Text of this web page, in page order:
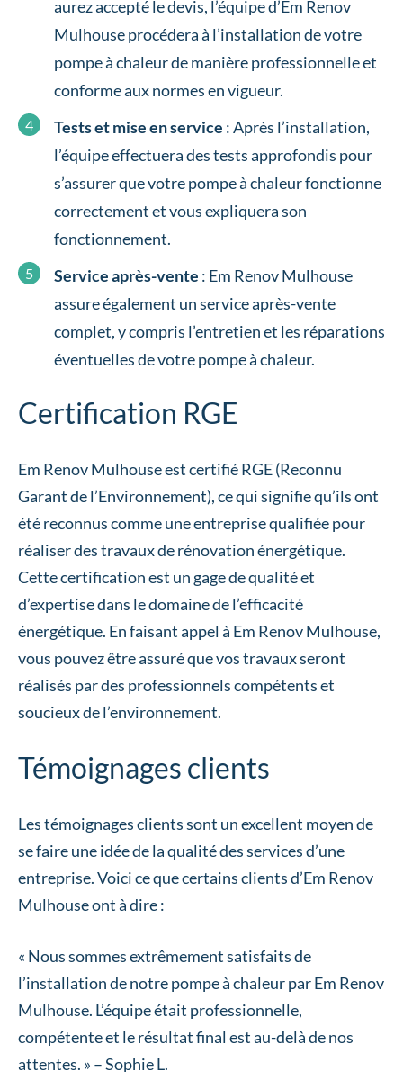
aurez accepté le devis, l’équipe d’Em Renov
Mulhouse procédera à l’installation de votre
pompe à chaleur de manière professionnelle et
conforme aux normes en vigueur.
Tests et mise en service : Après l’installation,
l’équipe effectuera des tests approfondis pour
s’assurer que votre pompe à chaleur fonctionne
correctement et vous expliquera son
fonctionnement.
Service après-vente : Em Renov Mulhouse
assure également un service après-vente
complet, y compris l’entretien et les réparations
éventuelles de votre pompe à chaleur.
Certification RGE
Em Renov Mulhouse est certifié RGE (Reconnu
Garant de l’Environnement), ce qui signifie qu’ils ont
été reconnus comme une entreprise qualifiée pour
réaliser des travaux de rénovation énergétique.
Cette certification est un gage de qualité et
d’expertise dans le domaine de l’efficacité
énergétique. En faisant appel à Em Renov Mulhouse,
vous pouvez être assuré que vos travaux seront
réalisés par des professionnels compétents et
soucieux de l’environnement.
Témoignages clients
Les témoignages clients sont un excellent moyen de
se faire une idée de la qualité des services d’une
entreprise. Voici ce que certains clients d’Em Renov
Mulhouse ont à dire :
« Nous sommes extrêmement satisfaits de
l’installation de notre pompe à chaleur par Em Renov
Mulhouse. L’équipe était professionnelle,
compétente et le résultat final est au-delà de nos
attentes. » – Sophie L.